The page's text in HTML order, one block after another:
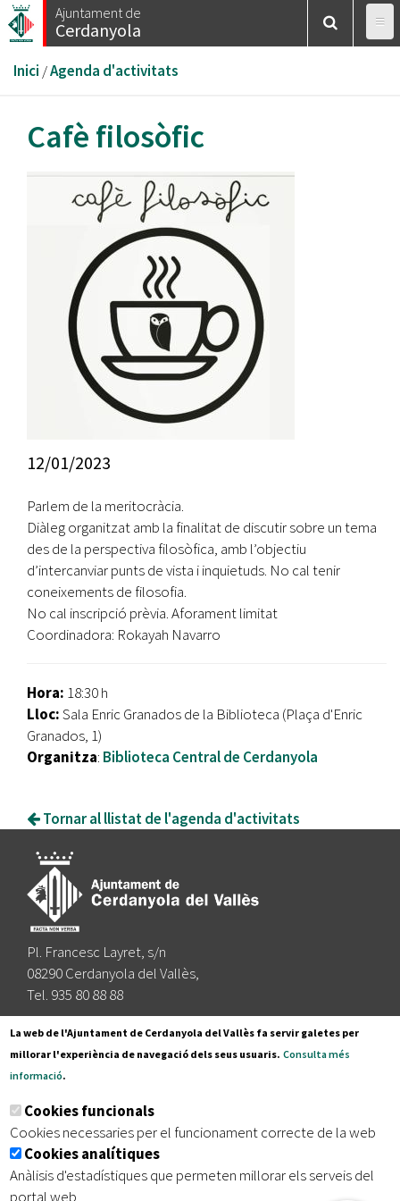
Vés
al
Ajuntament de
Cerdanyola
Esteu
aquí
Inici /Agenda d'activitats
Cafè filosòfic
12/01/2023
Parlem de la meritocràcia.
Diàleg organitzat amb la finalitat de discutir sobre un tema
des de la perspectiva filosòfica, amb l’objectiu
d’intercanviar punts de vista i inquietuds. No cal tenir
coneixements de filosofia.
No cal inscripció prèvia. Aforament limitat
Coordinadora: Rokayah Navarro
Hora: 18:30 h
Lloc:Sala Enric Granados de la Biblioteca (Plaça d'Enric
Granados, 1)
Organitza: Biblioteca Central de Cerdanyola
Tornar al llistat de l'agenda d'activitats
Pl. Francesc Layret, s/n
08290 Cerdanyola del Vallès,
Tel. 935 80 88 88
Segueix-nos a:
Subscriu-te al nostre butlletí
Inici | Avís legal | Protecció de dades
| Accessibilitat
La web de l'Ajuntament de Cerdanyola del Vallès fa servir galetes per
millorar l'experiència de navegació dels seus usuaris. Consulta més
informació.
Cookies funcionals
Cookies necessaries per el funcionament correcte de la web
Cookies analítiques
Anàlisis d'estadístiques que permeten millorar els serveis del
portal web